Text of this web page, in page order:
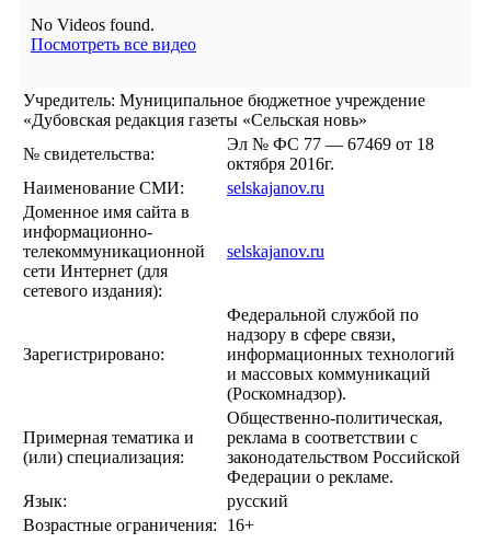
No Videos found.
Посмотреть все видео
Учредитель: Муниципальное бюджетное учреждение
«Дубовская редакция газеты «Сельская новь»
№ свидетельства:
Эл № ФС 77 — 67469 от 18
октября 2016г.
Наименование СМИ:
selskajanov.ru
Доменное имя сайта в
информационно-
телекоммуникационной
сети Интернет (для
сетевого издания):
selskajanov.ru
Зарегистрировано:
Федеральной службой по
надзору в сфере связи,
информационных технологий
и массовых коммуникаций
(Роскомнадзор).
Примерная тематика и
(или) специализация:
Общественно-политическая,
реклама в соответствии с
законодательством Российской
Федерации о рекламе.
Язык:
русский
Возрастные ограничения:
16+